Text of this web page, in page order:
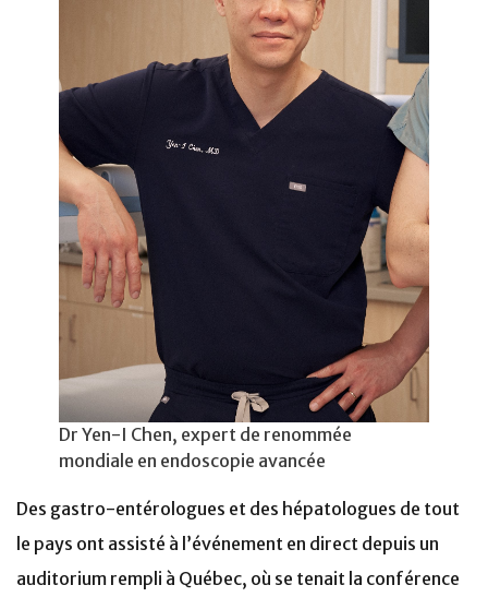
Dr Yen-I Chen, expert de renommée
mondiale en endoscopie avancée
Des gastro-entérologues et des hépatologues de tout
le pays ont assisté à l’événement en direct depuis un
auditorium rempli à Québec, où se tenait la conférence